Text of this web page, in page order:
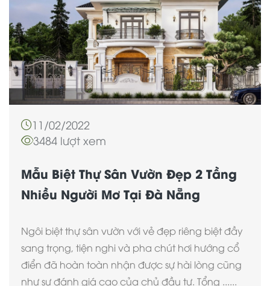
11/02/2022
3484 lượt xem
Mẫu Biệt Thự Sân Vườn Đẹp 2 Tầng
Nhiều Người Mơ Tại Đà Nẵng
Ngôi biệt thự sân vườn với vẻ đẹp riêng biệt đầy
sang trọng, tiện nghi và pha chút hơi hướng cổ
điển đã hoàn toàn nhận được sự hài lòng cũng
như sự đánh giá cao của chủ đầu tư. Tổng ......